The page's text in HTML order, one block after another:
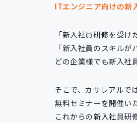
ITエンジニア向けの新
「新入社員研修を受け
「新入社員のスキル
どの企業様でも新入社
そこで、カサレアルで
無料セミナーを開催い
これからの新入社員研